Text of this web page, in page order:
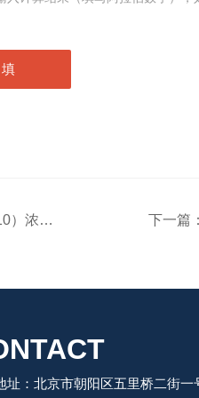
速测定 下一篇：
址：北京市朝阳区五里桥二街一